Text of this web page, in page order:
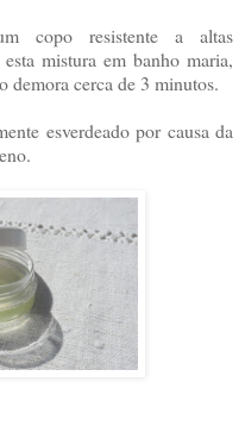
copo resistente a altas
mistura em banho maria,
demora cerca de 3 minutos.
esverdeado por causa da